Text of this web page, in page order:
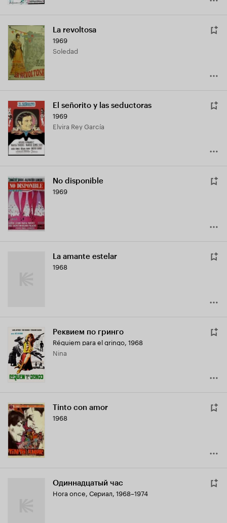
La revoltosa
1969
Soledad
El señorito y las seductoras
1969
Elvira Rey García
No disponible
1969
La amante estelar
1968
Реквием по гринго
Réquiem para el gringo, 1968
Nina
Tinto con amor
1968
Одиннадцатый час
Hora once, Сериал, 1968–1974